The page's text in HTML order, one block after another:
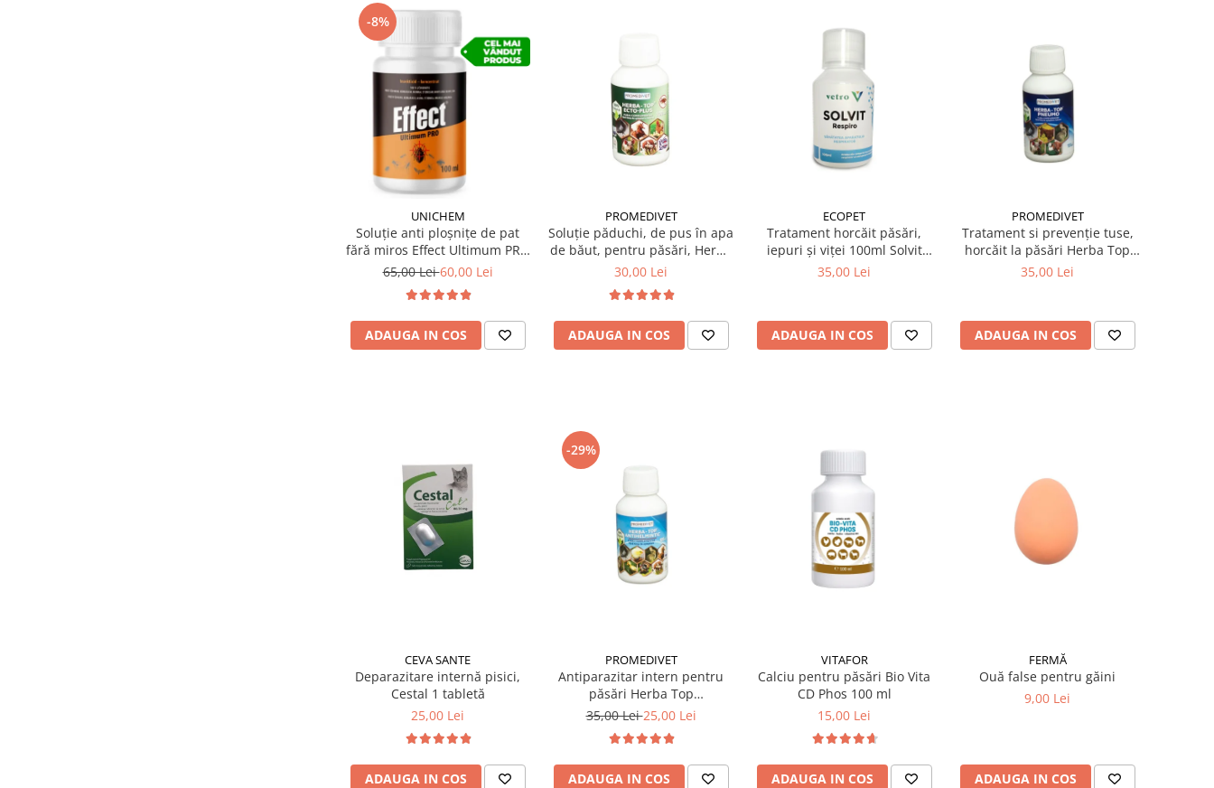
-8%
UNICHEM
Soluție anti ploșnițe de pat
fără miros Effect Ultimum PRO
100 ml
65,00 Lei60,00 Lei
ADAUGA IN COS
PROMEDIVET
Soluție păduchi, de pus în apa
de băut, pentru păsări, Herba
Top Ecto Plus 100 ml
30,00 Lei
ADAUGA IN COS
ECOPET
Tratament horcăit păsări,
iepuri și viței 100ml Solvit
Respiro
35,00 Lei
ADAUGA IN COS
PROMEDIVET
Tratament si prevenție tuse,
horcăit la păsări Herba Top
Pneumo 100 ml
35,00 Lei
ADAUGA IN COS
CEVA SANTE
Deparazitare internă pisici,
Cestal 1 tabletă
25,00 Lei
ADAUGA IN COS
-29%
PROMEDIVET
Antiparazitar intern pentru
păsări Herba Top
Antihelmintic 100 ml
35,00 Lei25,00 Lei
ADAUGA IN COS
VITAFOR
Calciu pentru păsări Bio Vita
CD Phos 100 ml
15,00 Lei
ADAUGA IN COS
FERMĂ
Ouă false pentru găini
9,00 Lei
ADAUGA IN COS